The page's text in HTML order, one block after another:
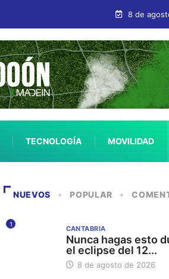
8 de
TECNOLOGÍA MOVILIDAD
NUEVOS POPULAR
1 CANTABRIA
Nunca hagas esto
el eclipse del 12...
8 de agosto de 2026